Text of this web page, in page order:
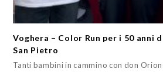
Voghera – Color Run per i 50 anni
San Pietro
Tanti bambini in cammino con don